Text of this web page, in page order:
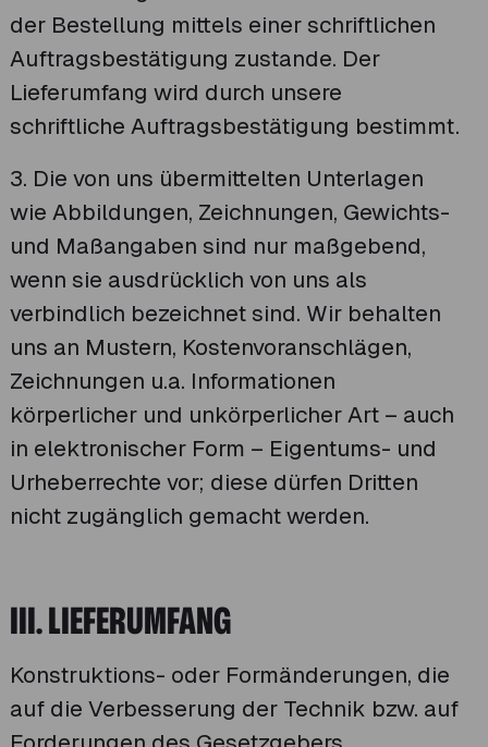
der Bestellung mittels einer schriftlichen
Auftragsbestätigung zustande. Der
Lieferumfang wird durch unsere
schriftliche Auftragsbestätigung bestimmt.
3. Die von uns übermittelten Unterlagen
wie Abbildungen, Zeichnungen, Gewichts-
und Maßangaben sind nur maßgebend,
wenn sie ausdrücklich von uns als
verbindlich bezeichnet sind. Wir behalten
uns an Mustern, Kostenvoranschlägen,
Zeichnungen u.a. Informationen
körperlicher und unkörperlicher Art – auch
in elektronischer Form – Eigentums- und
Urheberrechte vor; diese dürfen Dritten
nicht zugänglich gemacht werden.
III. LIEFERUMFANG
Konstruktions- oder Formänderungen, die
auf die Verbesserung der Technik bzw. auf